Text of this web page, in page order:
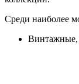
Среди наиболее
Винтажные,